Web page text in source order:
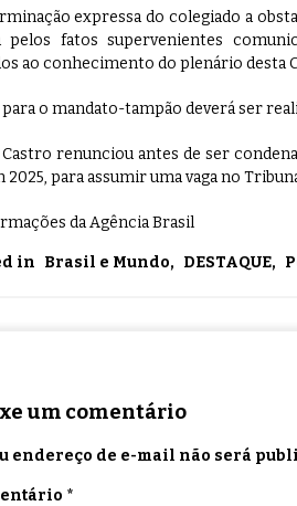
expressa do colegiado a
pelos fatos supervenientes
ao conhecimento do plenário desta
o mandato-tampão deverá ser
renunciou antes de ser
2025, para assumir uma vaga no
da Agência Brasil
in Brasil e Mundo, DESTAQUE,
um comentário
endereço de e-mail não será
*